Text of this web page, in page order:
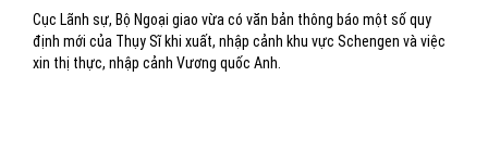
Cục Lãnh sự, Bộ Ngoại giao vừa có văn bản thông báo một số quy
định mới của Thụy Sĩ khi xuất, nhập cảnh khu vực Schengen và việc
xin thị thực, nhập cảnh Vương quốc Anh.